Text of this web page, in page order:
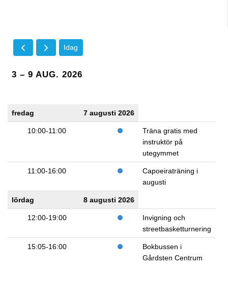
Idag
3 – 9 AUG. 2026
fredag 7 augusti 2026
10:00-11:00
Träna gratis med
instruktör på
utegymmet
11:00-16:00
Capoeiraträning i
augusti
lördag 8 augusti 2026
12:00-19:00
Invigning och
streetbasketturnering
15:05-16:00
Bokbussen i
Gårdsten Centrum